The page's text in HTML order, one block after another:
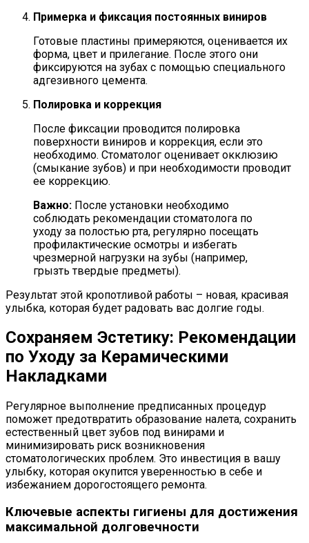
Примерка и фиксация постоянных виниров
Готовые пластины примеряются, оценивается их
форма, цвет и прилегание. После этого они
фиксируются на зубах с помощью специального
адгезивного цемента.
Полировка и коррекция
После фиксации проводится полировка
поверхности виниров и коррекция, если это
необходимо. Стоматолог оценивает окклюзию
(смыкание зубов) и при необходимости проводит
ее коррекцию.
Важно: После установки необходимо
соблюдать рекомендации стоматолога по
уходу за полостью рта, регулярно посещать
профилактические осмотры и избегать
чрезмерной нагрузки на зубы (например,
грызть твердые предметы).
Результат этой кропотливой работы – новая, красивая
улыбка, которая будет радовать вас долгие годы.
Сохраняем Эстетику: Рекомендации
по Уходу за Керамическими
Накладками
Регулярное выполнение предписанных процедур
поможет предотвратить образование налета, сохранить
естественный цвет зубов под винирами и
минимизировать риск возникновения
стоматологических проблем. Это инвестиция в вашу
улыбку, которая окупится уверенностью в себе и
избежанием дорогостоящего ремонта.
Ключевые аспекты гигиены для достижения
максимальной долговечности